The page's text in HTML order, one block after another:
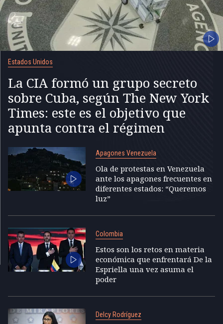
Estados Unidos
La CIA formó un grupo secreto
sobre Cuba, según The New York
Times: este es el objetivo que
apunta contra el régimen
Apagones Venezuela
Ola de protestas en Venezuela
ante los apagones frecuentes en
diferentes estados: “Queremos
luz”
Colombia
Estos son los retos en materia
económica que enfrentará De la
Espriella una vez asuma el
poder
Delcy Rodríguez